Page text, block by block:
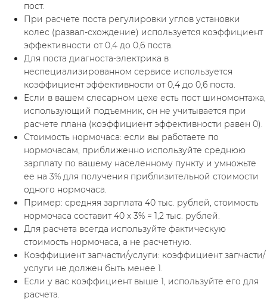
пост.
При расчете поста регулировки углов установки
колес (развал-схождение) используется коэффициент
эффективности от 0,4 до 0,6 поста.
Для поста диагноста-электрика в
неспециализированном сервисе используется
коэффициент эффективности от 0,4 до 0,6 поста.
Если в вашем слесарном цехе есть пост шиномонтажа,
использующий подъемник, он не учитывается при
расчете плана (коэффициент эффективности равен 0).
Стоимость нормочаса: если вы работаете по
нормочасам, приближенно используйте среднюю
зарплату по вашему населенному пункту и умножьте
ее на 3% для получения приблизительной стоимости
одного нормочаса.
Пример: средняя зарплата 40 тыс. рублей, стоимость
нормочаса составит 40 х 3% = 1,2 тыс. рублей.
Для расчета всегда используйте фактическую
стоимость нормочаса, а не расчетную.
Коэффициент запчасти/услуги: коэффициент запчасти/
услуги не должен быть менее 1.
Если у вас коэффициент выше 1, используйте его для
расчета.